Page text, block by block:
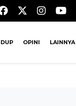
OPINI LAINNYA